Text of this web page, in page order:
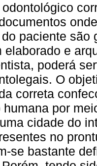
paciente são
elaborado e
poderá
O
correta
por
cidade do
no
se bastante